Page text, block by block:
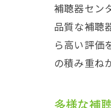
補聴器セン
品質な補聴
ら高い評価
の積み重ね
多様な補